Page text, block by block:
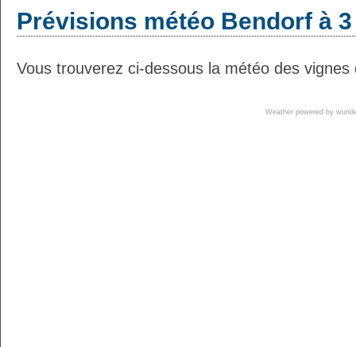
Prévisions météo Bendorf à
Vous trouverez ci-dessous la météo des
Weather powered by